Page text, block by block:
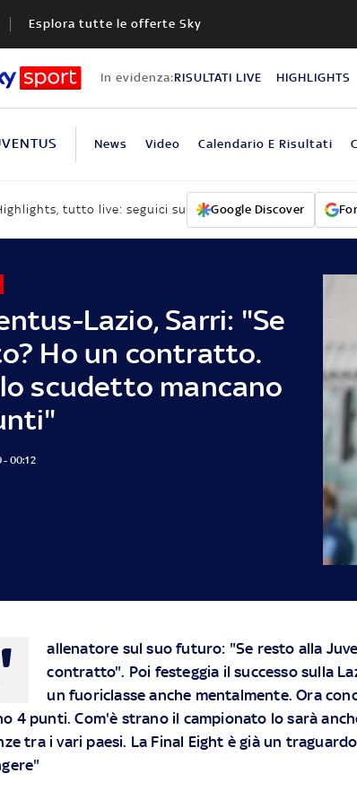
Esplora tutte le offerte Sky
In evidenza:RISULTATI LIVE HIGHLIGHTS
News Video Calendario E Risultati
tutto live: seguici su Google Discover
Lazio, Sarri: "Se
Ho un contratto.
scudetto mancano
- 00:12
allenatore sul suo futuro: "Se resto alla
contratto". Poi festeggia il successo sulla
un fuoriclasse anche mentalmente. Ora
4 punti. Com'è strano il campionato lo sarà
tra i vari paesi. La Final Eight è già un